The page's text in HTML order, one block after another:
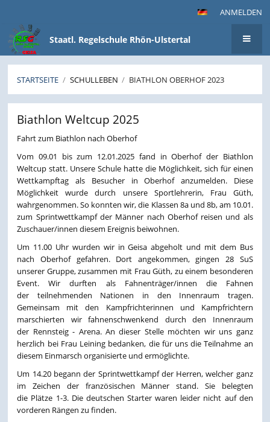
ANMELDEN
Staatl. Regelschule Rhön-Ulstertal
STARTSEITE / SCHULLEBEN / BIATHLON OBERHOF 2023
Biathlon
Oberhof
2023
Biathlon Weltcup 2025
Fahrt zum Biathlon nach Oberhof
Vom 09.01 bis zum 12.01.2025 fand in Oberhof der Biathlon
Weltcup statt. Unsere Schule hatte die Möglichkeit, sich für einen
Wettkampftag als Besucher in Oberhof anzumelden. Diese
Möglichkeit wurde durch unsere Sportlehrerin, Frau Güth,
wahrgenommen. So konnten wir, die Klassen 8a und 8b, am 10.01.
zum Sprintwettkampf der Männer nach Oberhof reisen und als
Zuschauer/innen diesem Ereignis beiwohnen.
Um 11.00 Uhr wurden wir in Geisa abgeholt und mit dem Bus
nach Oberhof gefahren. Dort angekommen, gingen 28 SuS
unserer Gruppe, zusammen mit Frau Güth, zu einem besonderen
Event. Wir durften als Fahnenträger/innen die Fahnen
der teilnehmenden Nationen in den Innenraum tragen.
Gemeinsam mit den Kampfrichterinnen und Kampfrichtern
marschierten wir fahnenschwenkend durch den Innenraum
der Rennsteig - Arena. An dieser Stelle möchten wir uns ganz
herzlich bei Frau Leining bedanken, die für uns die Teilnahme an
diesem Einmarsch organisierte und ermöglichte.
Um 14.20 begann der Sprintwettkampf der Herren, welcher ganz
im Zeichen der französischen Männer stand. Sie belegten
die Plätze 1-3. Die deutschen Starter waren leider nicht auf den
vorderen Rängen zu finden.